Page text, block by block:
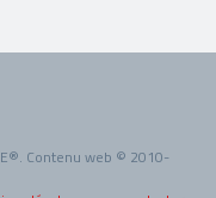
Contenu web © 2010-